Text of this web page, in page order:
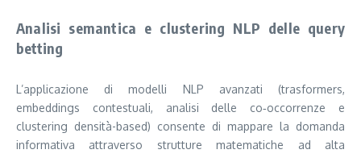
Analisi semantica e clustering NLP delle query
betting
L’applicazione di modelli NLP avanzati (trasformers,
embeddings contestuali, analisi delle co‑occorrenze e
clustering densità-based) consente di mappare la domanda
informativa attraverso strutture matematiche ad alta